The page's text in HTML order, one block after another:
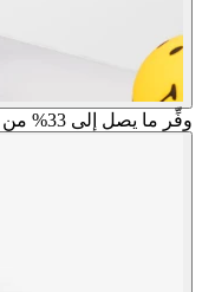
وفِّر ما يصل إلى 33% من وقتك مع Actions Ring (حلقة الأوامر)